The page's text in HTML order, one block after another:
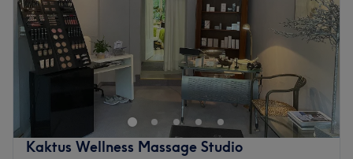
Samstag
10:00
Sonntag
Geschlossen
Die Praxis von Angelika Gordon in München bietet ein
ganzheitliches Gesundheits- und Wellnessangebot, das
klassische und ganzheitliche Massagetechniken (z. B.
Raindrop, Lomi Lomi, Kräuterstempel), Klangtherapie,
Entspannung, Akkupressur nach TCM kombiniert.
Kaktus Wellness Massage Studio